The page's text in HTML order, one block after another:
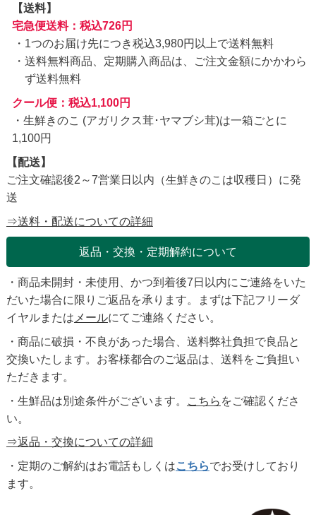
【送料】
宅急便送料：税込726円
1つのお届け先につき税込3,980円以上で送料無料
送料無料商品、定期購入商品は、ご注文金額にかかわら
ず送料無料
クール便：税込1,100円
・生鮮きのこ (アガリクス茸･ヤマブシ茸)は一箱ごとに
1,100円
【配送】
ご注文確認後2～7営業日以内（生鮮きのこは収穫日）に発
送
⇒送料・配送についての詳細
返品・交換・定期解約について
・商品未開封・未使用、かつ到着後7日以内にご連絡をいた
だいた場合に限りご返品を承ります。まずは下記フリーダ
イヤルまたは メールにてご連絡ください。
・商品に破損・不良があった場合、送料弊社負担で良品と
交換いたします。お客様都合のご返品は、送料をご負担い
ただきます。
・生鮮品は別途条件がございます。
こちら をご確認くださ
い。
⇒返品・交換についての詳細
・定期のご解約はお電話もしくはこちらでお受けしており
ます。